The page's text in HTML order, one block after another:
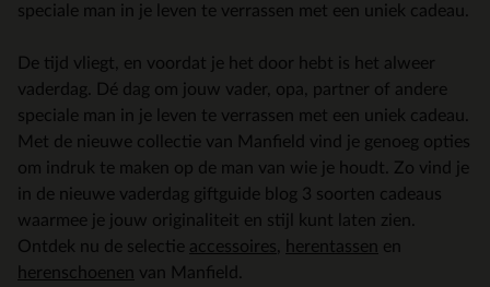
speciale man in je leven te verrassen met een uniek cadeau.
De tijd vliegt, en voordat je het door hebt is het alweer
vaderdag. Dé dag om jouw vader, opa, partner of andere
speciale man in je leven te verrassen met een uniek cadeau.
Met de nieuwe collectie van Manfield vind je genoeg opties
om indruk te maken op de man van wie je houdt. Zo vind je
in de nieuwe vaderdag giftguide blog 3 soorten cadeaus
waarmee je jouw originaliteit en stijl kunt laten zien.
Ontdek nu de selectie accessoires herentassen en
herenschoenen van Manfield.